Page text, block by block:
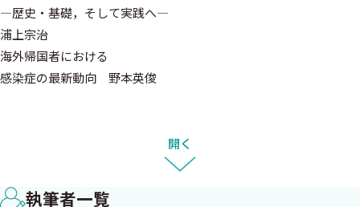
―歴史・基礎，そして実践へ―
浦上宗治
海外帰国者における
感染症の最新動向 野本英俊
この患者とあの患者の耐性菌は同じなのか？
～耐性菌の相同性解析の意義と方法～（前編）
現場で使える感染症診療ガイダンス
開く
執筆者一覧